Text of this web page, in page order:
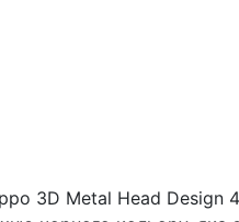
3D Metal Head Design